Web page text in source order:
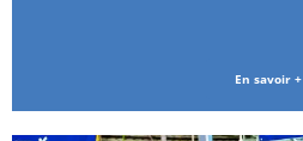
En savoir +